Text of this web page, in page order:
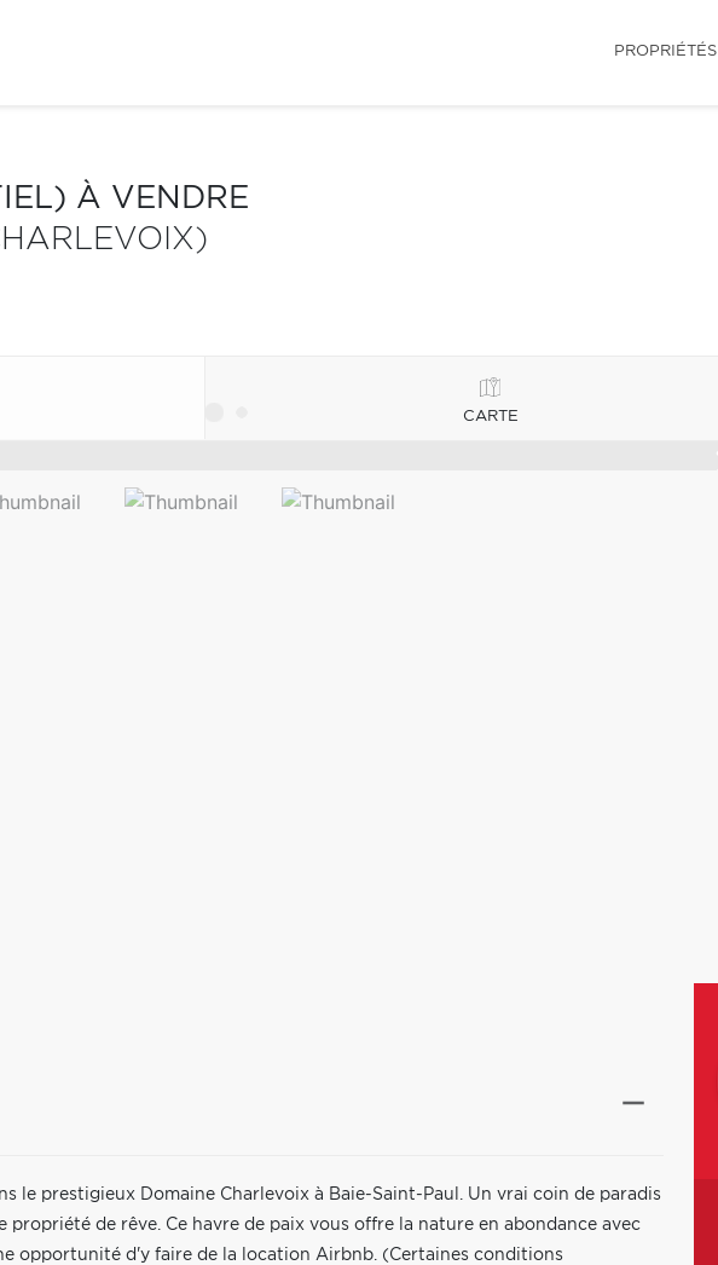
PROPRIÉTÉS
À VENDRE
CARTE
le prestigieux Domaine Charlevoix à Baie-Saint-Paul. Un vrai coin de paradis
de rêve. Ce havre de paix vous offre la nature en abondance avec
opportunité d'y faire de la location Airbnb. (Certaines conditions